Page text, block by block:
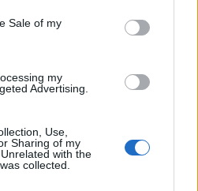
Sale of my
my
Advertising.
Use,
Sharing of my
with the
collected.
sobre solicitud, seleccione
descargarlos a su ordenador.
Acrobat Reader
para poder
que están en formato PDF.
de dos hojas, cumplimentar